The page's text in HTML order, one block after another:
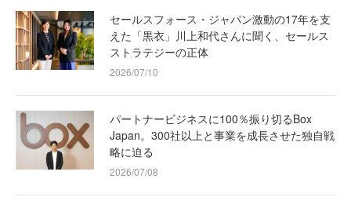
セールスフォース・ジャパン激動の17年を支
えた「黒衣」川上和代さんに聞く、セールス
ストラテジーの正体
2026/07/10
パートナービジネスに100％振り切るBox
Japan。300社以上と事業を成長させた独自戦
略に迫る
2026/07/08